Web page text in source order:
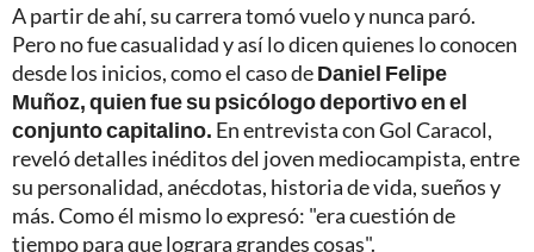
A partir de ahí, su carrera tomó vuelo y nunca paró.
Pero no fue casualidad y así lo dicen quienes lo conocen
desde los inicios, como el caso deDaniel Felipe
Muñoz, quien fue su psicólogo deportivo en el
conjunto capitalino. En entrevista con Gol Caracol,
reveló detalles inéditos del joven mediocampista, entre
su personalidad, anécdotas, historia de vida, sueños y
más. Como él mismo lo expresó: "era cuestión de
tiempo para que lograra grandes cosas".